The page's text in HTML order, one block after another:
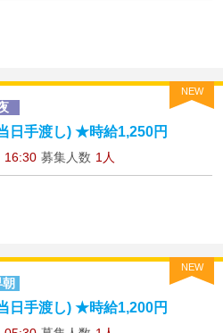
NEW
日手渡し) ★時給1,250円
16:30 募集人数 1人
NEW
日手渡し) ★時給1,200円